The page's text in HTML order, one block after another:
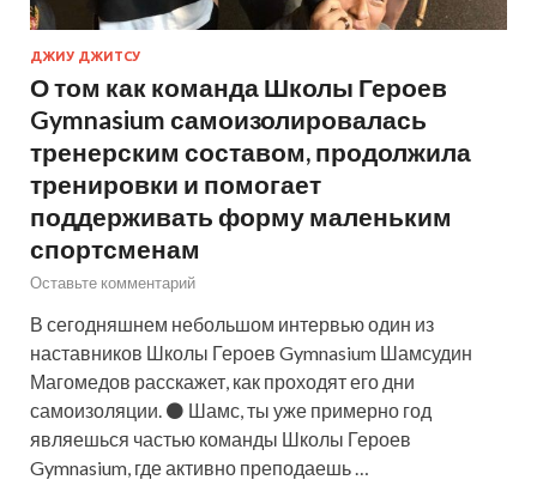
ДЖИУ ДЖИТСУ
О том как команда Школы Героев
Gymnasium самоизолировалась
тренерским составом, продолжила
тренировки и помогает
поддерживать форму маленьким
спортсменам
Оставьте комментарий
В сегодняшнем небольшом интервью один из
наставников Школы Героев Gymnasium Шамсудин
Магомедов расскажет, как проходят его дни
самоизоляции. ⚫ Шамс, ты уже примерно год
являешься частью команды Школы Героев
Gymnasium, где активно преподаешь …